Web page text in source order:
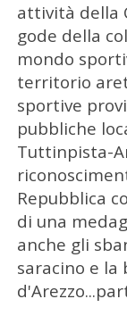
attività della
gode della
mondo
territorio
sportive
pubbliche
Tuttinpista-
Repubblica
di una
anche gli
saracino e la